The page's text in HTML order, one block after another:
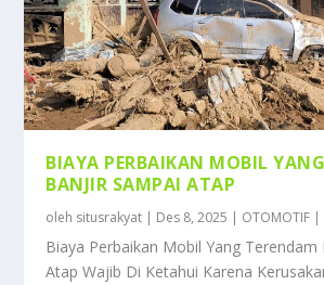
BIAYA PERBAIKAN MOBIL
BANJIR SAMPAI ATAP
oleh situsrakyat | Des 8, 2025 | OTOMOTIF |
Biaya Perbaikan Mobil Yang Terendam
Atap Wajib Di Ketahui Karena